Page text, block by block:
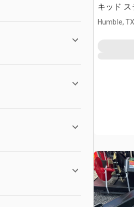
キッド
(Unused)
Humble,